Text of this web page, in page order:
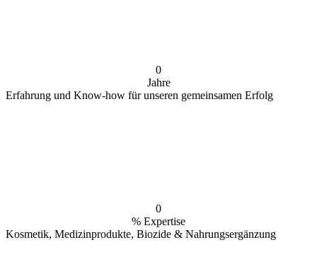
0
Jahre
Erfahrung und Know-how für unseren gemeinsamen Erfolg
0
% Expertise
Kosmetik, Medizinprodukte, Biozide & Nahrungsergänzung